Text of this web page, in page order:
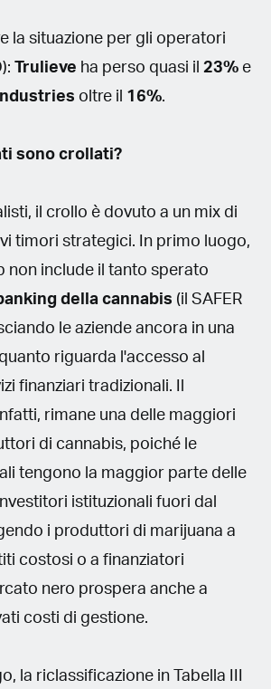
la situazione per gli operatori
Trulieve ha perso quasi il 23% e
oltre il 16%.
sono crollati?
il crollo è dovuto a un mix di
timori strategici. In primo luogo,
non include il tanto sperato
della cannabis (il SAFER
le aziende ancora in una
riguarda l'accesso al
finanziari tradizionali. Il
rimane una delle maggiori
di cannabis, poiché le
tengono la maggior parte delle
istituzionali fuori dal
i produttori di marijuana a
costosi o a finanziatori
nero prospera anche a
costi di gestione.
la riclassificazione in Tabella III